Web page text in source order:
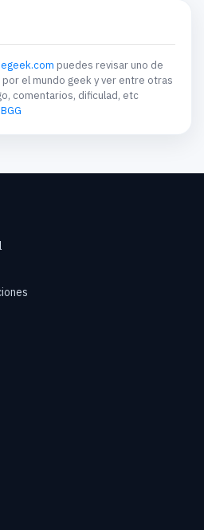
puedes revisar uno de
el mundo geek y ver entre otras
comentarios, dificulad, etc